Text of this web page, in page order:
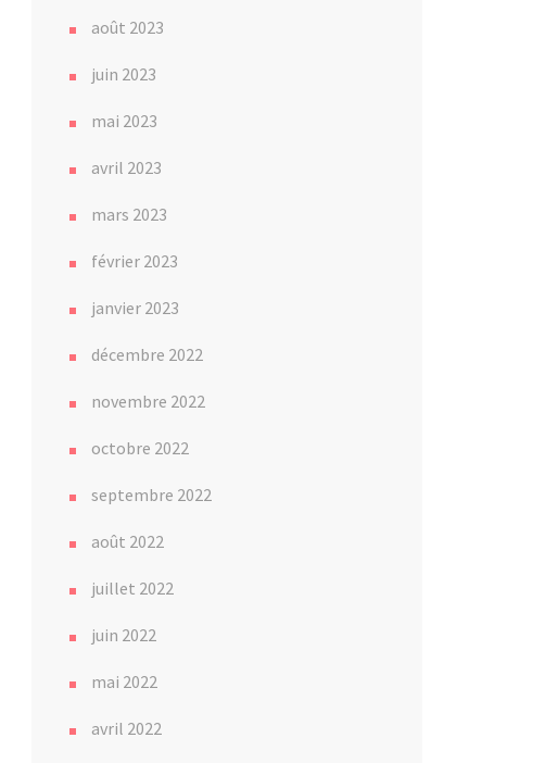
août 2023
juin 2023
mai 2023
avril 2023
mars 2023
février 2023
janvier 2023
décembre 2022
novembre 2022
octobre 2022
septembre 2022
août 2022
juillet 2022
juin 2022
mai 2022
avril 2022